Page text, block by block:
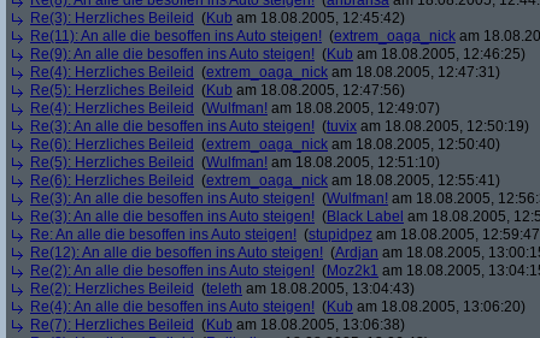
Re(3): Herzliches Beileid (Kub am 18.08.2005, 12:45:42)
Re(11): An alle die besoffen ins Auto steigen! (extrem_oaga_nick am
Re(9): An alle die besoffen ins Auto steigen! (Kub am 18.08.2005, 12:46:25)
Re(4): Herzliches Beileid (extrem_oaga_nick am 18.08.2005, 12:47:31)
Re(5): Herzliches Beileid (Kub am 18.08.2005, 12:47:56)
Re(4): Herzliches Beileid (Wulfman! am 18.08.2005, 12:49:07)
Re(3): An alle die besoffen ins Auto steigen! (tuvix am 18.08.2005, 12:50:19)
Re(6): Herzliches Beileid (extrem_oaga_nick am 18.08.2005, 12:50:40)
Re(5): Herzliches Beileid (Wulfman! am 18.08.2005, 12:51:10)
Re(6): Herzliches Beileid (extrem_oaga_nick am 18.08.2005, 12:55:41)
Re(3): An alle die besoffen ins Auto steigen! (Wulfman! am 18.08.2005,
Re(3): An alle die besoffen ins Auto steigen! (Black Label am 18.08.2005,
Re: An alle die besoffen ins Auto steigen! (stupidpez am 18.08.2005,
Re(12): An alle die besoffen ins Auto steigen! (Ardjan am 18.08.2005,
Re(2): An alle die besoffen ins Auto steigen! (Moz2k1 am 18.08.2005,
Re(2): Herzliches Beileid (teleth am 18.08.2005, 13:04:43)
Re(4): An alle die besoffen ins Auto steigen! (Kub am 18.08.2005, 13:06:20)
Re(7): Herzliches Beileid (Kub am 18.08.2005, 13:06:38)